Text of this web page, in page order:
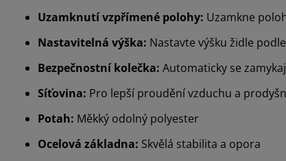
Uzamknutí vzpřímené polohy: Uzamkne
Nastavitelná výška: Nastavte výšku židle
Bezpečnostní kolečka: Automaticky se
Síťovina: Pro lepší proudění vzduchu a
Potah: Měkký odolný polyester
Ocelová základna: Skvělá stabilita a opora